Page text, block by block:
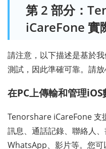
第 2 部分：
iCareFone 實
請注意，以下描述是基於
測試，因此準確可靠。請放
在PC上傳輸和管理iOS
Tenorshare iCareFone 支
訊息、通話記錄、聯絡人、
WhatsApp、影片等。您